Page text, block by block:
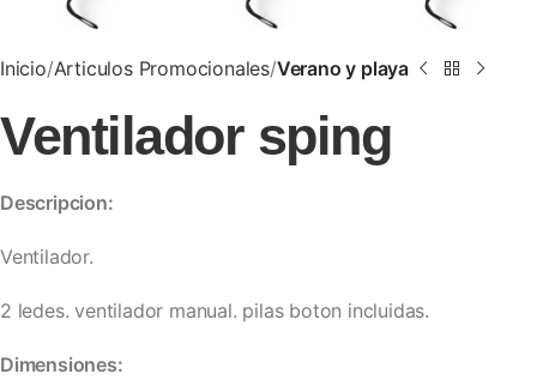
Inicio Articulos Promocionales Verano y playa
Ventilador sping
Descripcion:
Ventilador.
2 ledes. ventilador manual. pilas boton incluidas.
Dimensiones: